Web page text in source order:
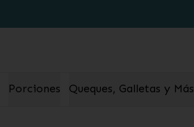
Porciones Queques, Galletas y Más